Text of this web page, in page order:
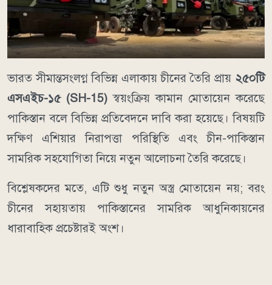
ভারত সীমান্তসংলগ্ন বিভিন্ন এলাকায় চীনের তৈরি প্রায় ২৫০টি
এসএইচ-১৫ (SH-15) স্বয়ংক্রিয় কামান মোতায়েন করেছে
পাকিস্তান বলে বিভিন্ন প্রতিবেদনে দাবি করা হয়েছে। বিষয়টি
দক্ষিণ এশিয়ার নিরাপত্তা পরিস্থিতি এবং চীন-পাকিস্তান
সামরিক সহযোগিতা নিয়ে নতুন আলোচনা তৈরি করেছে।
বিশ্লেষকদের মতে, এটি শুধু নতুন অস্ত্র মোতায়েন নয়; বরং
চীনের সহায়তায় পাকিস্তানের সামরিক আধুনিকায়নের
ধারাবাহিক প্রচেষ্টারই অংশ।